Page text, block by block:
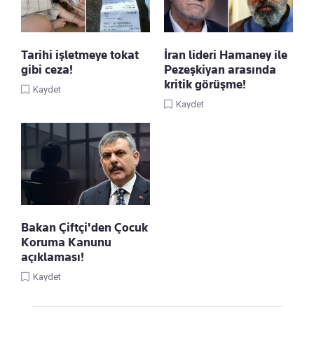
Tarihi işletmeye tokat
gibi ceza!
Kaydet
İran lideri Hamaney ile
Pezeşkiyan arasında
kritik görüşme!
Kaydet
Bakan Çiftçi'den Çocuk
Koruma Kanunu
açıklaması!
Kaydet